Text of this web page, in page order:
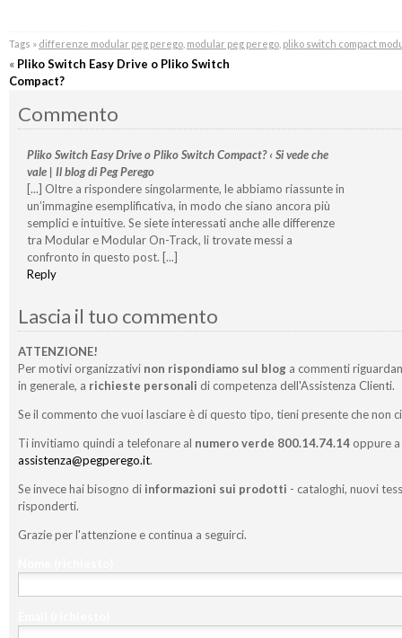
Tags » differenze modular peg perego, modular peg perego, pliko switch compact
« Pliko Switch Easy Drive o Pliko Switch
Compact?
Commento
Pliko Switch Easy Drive o Pliko Switch Compact? ‹ Si vede che
vale | Il blog di Peg Perego
[...] Oltre a rispondere singolarmente, le abbiamo riassunte in
un’immagine esemplificativa, in modo che siano ancora più
semplici e intuitive. Se siete interessati anche alle differenze
tra Modular e Modular On-Track, li trovate messi a
confronto in questo post. [...]
Reply
Lascia il tuo commento
ATTENZIONE!
Per motivi organizzativi non rispondiamo sul bloga commenti
in generale, a richieste personali di competenza dell'Assistenza Clienti.
Se il commento che vuoi lasciare è di questo tipo, tieni presente che non
Ti invitiamo quindi a telefonare al numero verde 800.14.74.14oppure a
assistenza@pegperego.it.
Se invece hai bisogno di informazioni sui prodotti - cataloghi, nuovi
risponderti.
Grazie per l'attenzione e continua a seguirci.